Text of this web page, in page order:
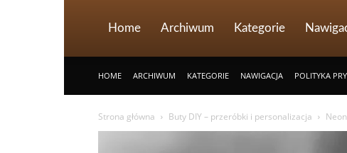
Home Archiwum Kategorie
HOME ARCHIWUM KATEGORIE NAWIGACJA POLITYKA
Strona główna Buty DIY – przeróbki i personalizacja